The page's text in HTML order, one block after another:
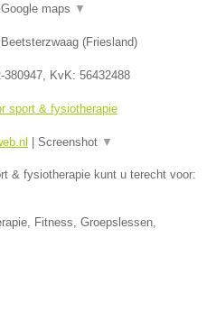
Google maps ▼
Beetsterzwaag (Friesland)
380947 , KvK: 56432488
sport & fysiotherapie
Screenshot ▼
& fysiotherapie kunt u terecht voor:
Fitness, Groepslessen,